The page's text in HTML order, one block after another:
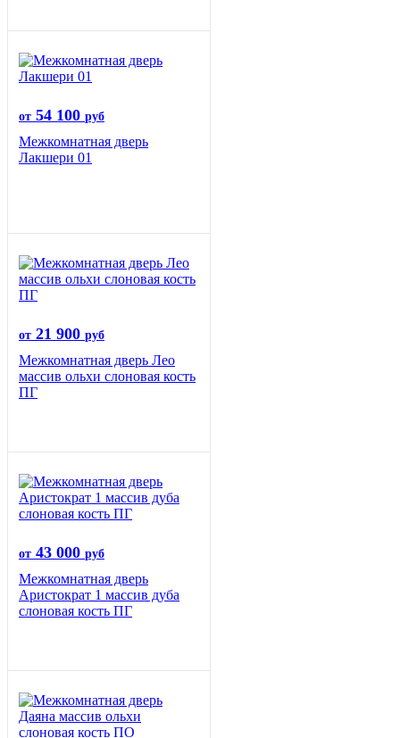
от 54 100 руб
Межкомнатная дверь
Лакшери 01
от 21 900 руб
Межкомнатная дверь Лео
массив ольхи слоновая кость
ПГ
от 43 000 руб
Межкомнатная дверь
Аристократ 1 массив дуба
слоновая кость ПГ